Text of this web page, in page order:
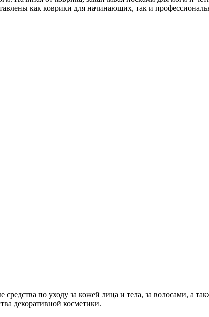
как коврики для начинающих, так и
по уходу за кожей лица и тела, за волосами, а
декоративной косметики.